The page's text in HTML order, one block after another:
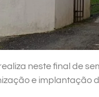
neste final de
e implantação